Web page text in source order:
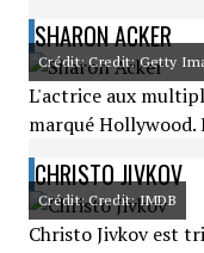
SHARON ACKER
Crédit: Credit: Getty
L'actrice aux
marqué Hollywood.
CHRISTO JIVKOV
Crédit: Credit: IMDB
Christo Jivkov est